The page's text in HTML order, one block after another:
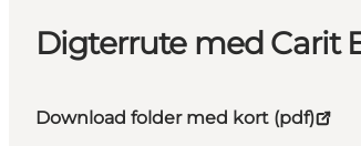
Digterrute med Carit
Download folder med kort (pdf)